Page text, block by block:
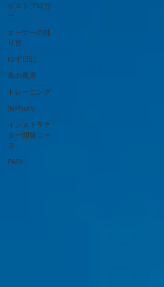
ゲストブロガ
ー
オーナーの独
り言
ゆず日記
島の風景
トレーニング
海Photo
インストラク
ター開発コー
ス
PADI